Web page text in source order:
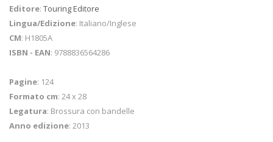
Editore: Touring Editore
Lingua/Edizione: Italiano/Inglese
CM: H1805A
ISBN - EAN: 9788836564286
Pagine: 124
Formato cm: 24 x 28
Legatura: Brossura con bandelle
Anno edizione: 2013